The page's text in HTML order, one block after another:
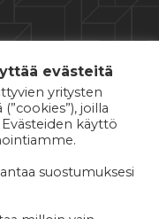
evästeitä
yritysten
joilla
käyttö
suostumuksesi